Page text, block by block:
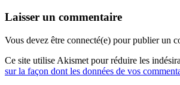
Laisser un commentaire
Vous devez être connecté(e) pour publier un
Ce site utilise Akismet pour réduire les
sur la façon dont les données de vos